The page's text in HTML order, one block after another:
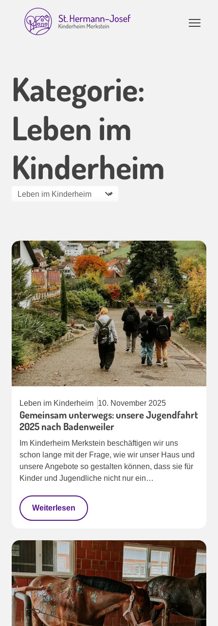
springen
Kategorie:
Leben im
Kinderheim
Leben im Kinderheim 10. November 2025
Gemeinsam unterwegs: unsere Jugendfahrt
2025 nach Badenweiler
Im Kinderheim Merkstein beschäftigen wir uns
schon lange mit der Frage, wie wir unser Haus und
unsere Angebote so gestalten können, dass sie für
Kinder und Jugendliche nicht nur ein…
Weiterlesen